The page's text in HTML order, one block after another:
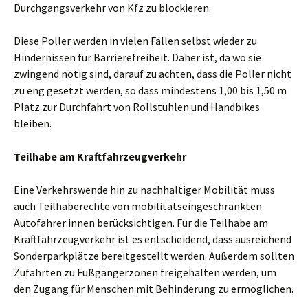
Durchgangsverkehr von Kfz zu blockieren.
Diese Poller werden in vielen Fällen selbst wieder zu
Hindernissen für Barrierefreiheit. Daher ist, da wo sie
zwingend nötig sind, darauf zu achten, dass die Poller nicht
zu eng gesetzt werden, so dass mindestens 1,00 bis 1,50 m
Platz zur Durchfahrt von Rollstühlen und Handbikes
bleiben.
Teilhabe am Kraftfahrzeugverkehr
Eine Verkehrswende hin zu nachhaltiger Mobilität muss
auch Teilhaberechte von mobilitätseingeschränkten
Autofahrer:innen berücksichtigen. Für die Teilhabe am
Kraftfahrzeugverkehr ist es entscheidend, dass ausreichend
Sonderparkplätze bereitgestellt werden. Außerdem sollten
Zufahrten zu Fußgängerzonen freigehalten werden, um
den Zugang für Menschen mit Behinderung zu ermöglichen.